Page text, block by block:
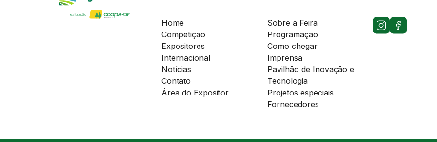
Home
Competição
Expositores
Internacional
Notícias
Contato
Área do Expositor
Sobre a Feira
Programação
Como chegar
Imprensa
Pavilhão de Inovação e
Tecnologia
Projetos especiais
Fornecedores